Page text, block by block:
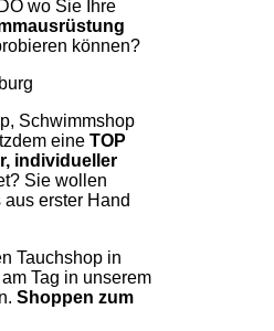
wo Sie Ihre
können?
Schwimmshop
eine TOP
individueller
Sie wollen
erster Hand
Tauchshop in
Tag in unserem
Shoppen zum